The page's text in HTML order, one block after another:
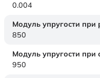
0.004
Модуль упругости при
850
Модуль упругости при
950